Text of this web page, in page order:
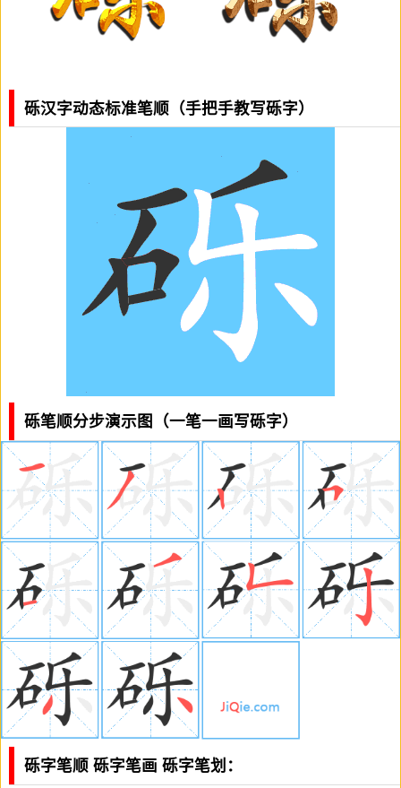
砾汉字动态标准笔顺（手把手教写砾字）
砾笔顺分步演示图（一笔一画写砾字）
砾字笔顺 砾字笔画 砾字笔划：